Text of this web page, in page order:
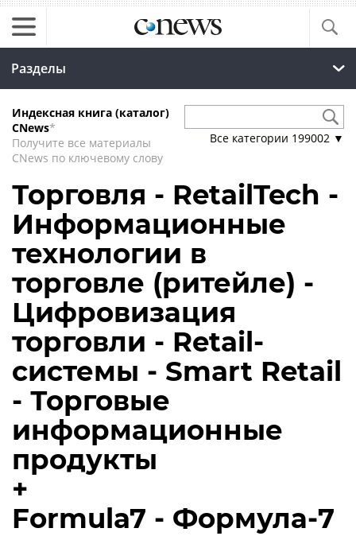
Разделы
Индексная книга (каталог)
CNews*
Получите все материалы
CNews по ключевому слову
Все категории 199002 ▼
Торговля - RetailTech -
Информационные
технологии в
торговле (ритейле) -
Цифровизация
торговли - Retail-
системы - Smart Retail
- Торговые
информационные
продукты
+
Formula7 - Формула-7